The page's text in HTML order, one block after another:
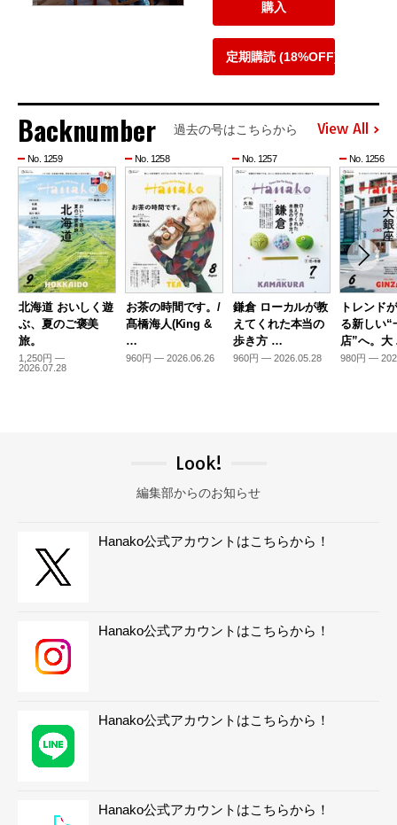
購入
定期購読 (18%OFF)
Backnumber 過去の号はこちらから View All
No. 1259
北海道 おいしく遊
ぶ、夏のご褒美
旅。
1,250円 —
2026.07.28
No. 1258
お茶の時間です。/
髙橋海人(King &
…
960円 — 2026.06.26
No. 1257
鎌倉 ローカルが教
えてくれた本当の
歩き方 …
960円 — 2026.05.28
No. 1256
トレンド
る新しい“
店”へ。
980円 —
Look!
編集部からのお知らせ
Hanako公式アカウントはこちらから！
Hanako公式アカウントはこちらから！
Hanako公式アカウントはこちらから！
Hanako公式アカウントはこちらから！